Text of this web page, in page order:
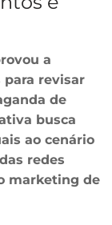
a
para revisar
de
busca
ao cenário
redes
marketing de